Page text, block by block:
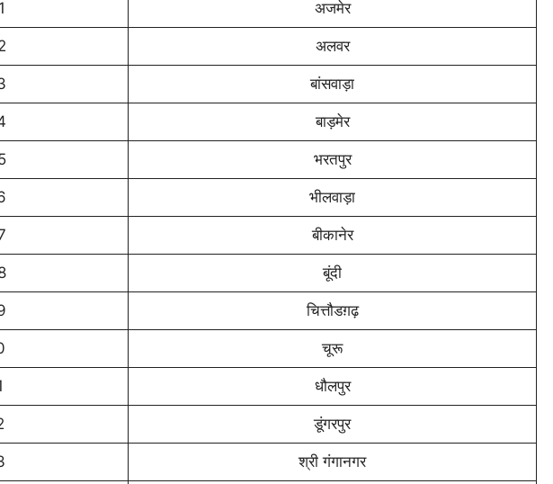
अजमेर
अलवर
बांसवाड़ा
बाड़मेर
भरतपुर
भीलवाड़ा
बीकानेर
बूंदी
चित्तौडग़ढ़
चूरू
धौलपुर
डूंगरपुर
श्री गंगानगर